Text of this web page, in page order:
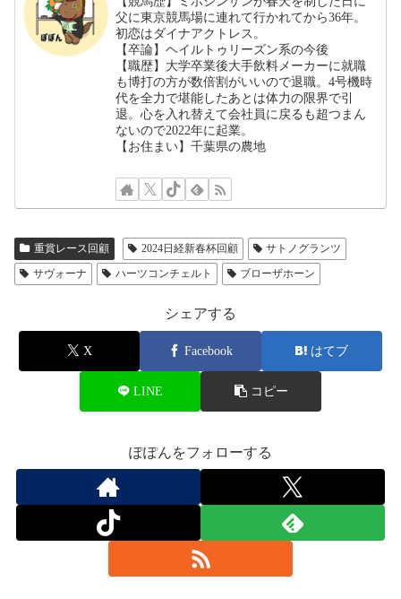
父に東京競馬場に連れて行かれてから36年。
初恋はダイナアクトレス。
【卒論】ヘイルトゥリーズン系の今後
【職歴】大学卒業後大手飲料メーカーに就職
も博打の方が数倍割がいいので退職。4号機時
代を全力で堪能したあとは体力の限界で引
退。心を入れ替えて会社員に戻るも超つまん
ないので2022年に起業。
【お住まい】千葉県の農地
重賞レース回顧 2024日経新春杯回顧
サトノグランツ
サヴォーナ
ハーツコンチェルト ブローザホーン
シェアする
X Facebook はてブ
LINE コピー
ぽぽんをフォローする